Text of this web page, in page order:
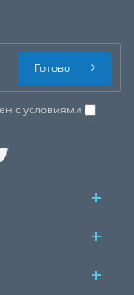
с условиями
Готово